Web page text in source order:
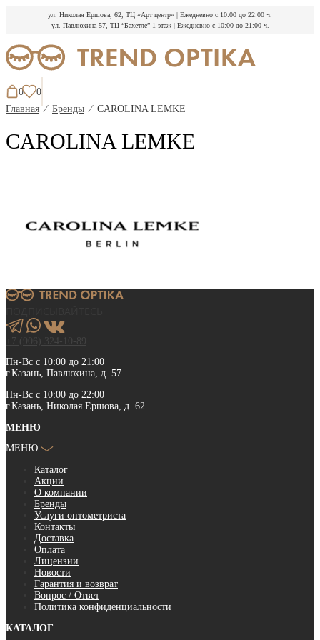
ул. Николая Ершова, 62, ТЦ «Арт центр» | Ежедневно с 10:00 до 22:00 ч.
ул. Павлюхина 57, ТЦ “Бахетле” 1 этаж | Ежедневно с 10:00 до 21:00 ч.
к
содержимому
0
0
Главная ⁄ Бренды ⁄ CAROLINA LEMKE
CAROLINA LEMKE
+7 (906) 324-10-89
Пн-Вс с 10:00 до 21:00
г.Казань, Павлюхина, д. 57
Пн-Вс с 10:00 до 22:00
г.Казань, Николая Ершова, д. 62
МЕНЮ
МЕНЮ
Каталог
Акции
О компании
Бренды
Услуги оптометриста
Контакты
Доставка
Оплата
Лицензии
Новости
Гарантия и возврат
Вопрос / Ответ
Политика конфиденциальности
КАТАЛОГ